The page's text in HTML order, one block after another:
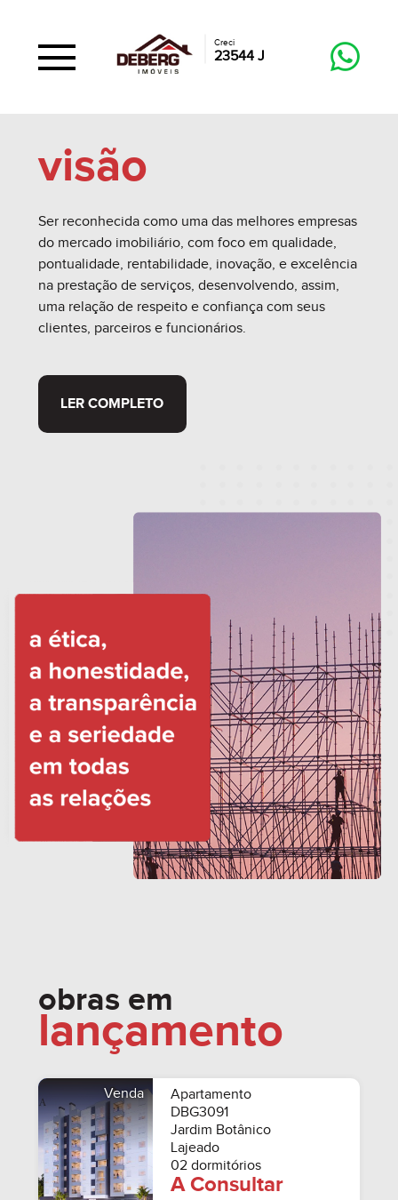
Creci
23544 J
visão
Ser reconhecida como uma das melhores empresas
do mercado imobiliário, com foco em qualidade,
pontualidade, rentabilidade, inovação, e excelência
na prestação de serviços, desenvolvendo, assim,
uma relação de respeito e confiança com seus
clientes, parceiros e funcionários.
LER COMPLETO
obras em
lançamento
Venda
Apartamento
DBG3091
Jardim Botânico
Lajeado
02 dormitórios
A Consultar